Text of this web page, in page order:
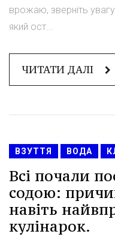
врожаю, зверніть
який ост...
ЧИТАТИ ДАЛІ
ВЗУТТЯ ВОДА
Всі почали
содою:
навіть
кулінарок.